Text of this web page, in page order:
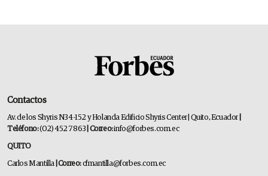
Contactos
Av. de los Shyris N34-152 y Holanda Edificio Shyris Center | Quito, Ecuador
Teléfono:(02) 452 7863 | Correo:info@forbes.com.ec
QUITO
Carlos Mantilla | Correo:cfmantilla@forbes.com.ec